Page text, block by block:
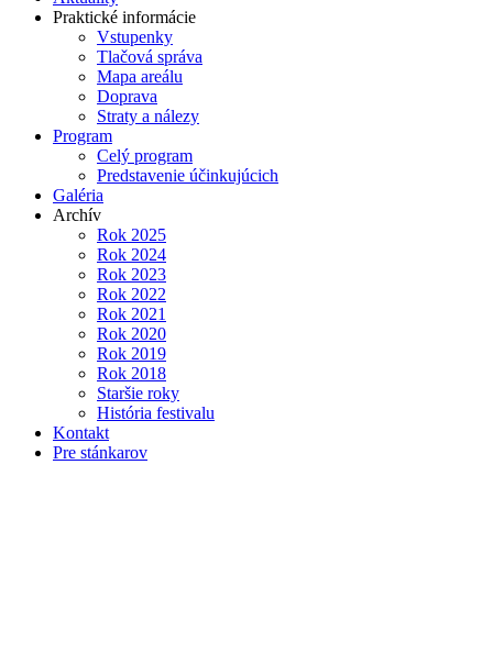
Praktické informácie
Vstupenky
Tlačová správa
Mapa areálu
Doprava
Straty a nálezy
Program
Celý program
Predstavenie účinkujúcich
Galéria
Archív
Rok 2025
Rok 2024
Rok 2023
Rok 2022
Rok 2021
Rok 2020
Rok 2019
Rok 2018
Staršie roky
História festivalu
Kontakt
Pre stánkarov